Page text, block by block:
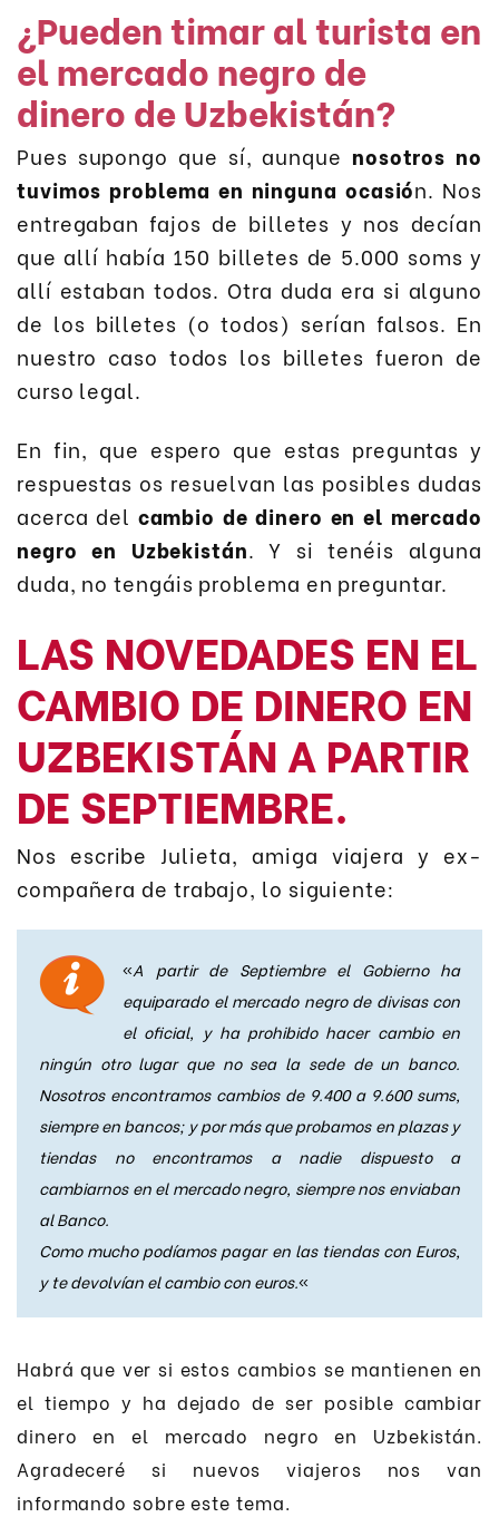
¿Pueden timar al turista en
el mercado negro de
dinero de Uzbekistán?
Pues supongo que sí, aunque nosotros no
tuvimos problema en ninguna ocasión. Nos
entregaban fajos de billetes y nos decían
que allí había 150 billetes de 5.000 soms y
allí estaban todos. Otra duda era si alguno
de los billetes (o todos) serían falsos. En
nuestro caso todos los billetes fueron de
curso legal.
En fin, que espero que estas preguntas y
respuestas os resuelvan las posibles dudas
acerca del cambio de dinero en el mercado
negro en Uzbekistán. Y si tenéis alguna
duda, no tengáis problema en preguntar.
LAS NOVEDADES EN EL
CAMBIO DE DINERO EN
UZBEKISTÁN A PARTIR
DE SEPTIEMBRE.
Nos escribe Julieta, amiga viajera y ex-
compañera de trabajo, lo siguiente:
«A partir de Septiembre el Gobierno ha
equiparado el mercado negro de divisas con
el oficial, y ha prohibido hacer cambio en
ningún otro lugar que no sea la sede de un banco.
Nosotros encontramos cambios de 9.400 a 9.600 sums,
siempre en bancos; y por más que probamos en plazas y
tiendas no encontramos a nadie dispuesto a
cambiarnos en el mercado negro, siempre nos enviaban
al Banco.
Como mucho podíamos pagar en las tiendas con Euros,
y te devolvían el cambio con euros.«
Habrá que ver si estos cambios se mantienen en
el tiempo y ha dejado de ser posible cambiar
dinero en el mercado negro en Uzbekistán.
Agradeceré si nuevos viajeros nos van
informando sobre este tema.